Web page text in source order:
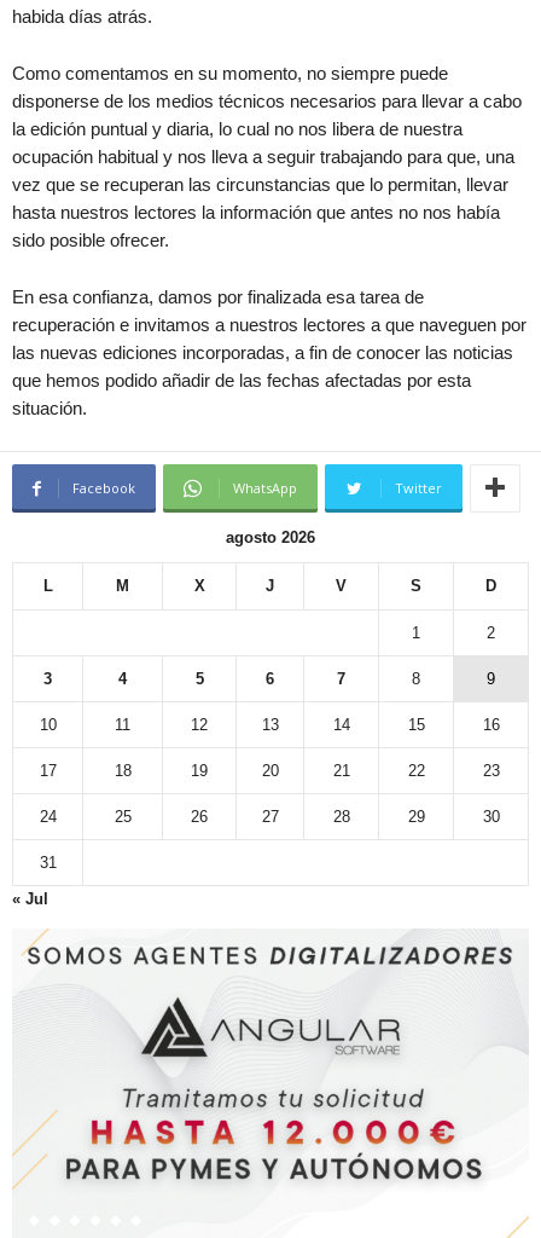
habida días atrás.
Como comentamos en su momento, no siempre puede
disponerse de los medios técnicos necesarios para llevar a cabo
la edición puntual y diaria, lo cual no nos libera de nuestra
ocupación habitual y nos lleva a seguir trabajando para que, una
vez que se recuperan las circunstancias que lo permitan, llevar
hasta nuestros lectores la información que antes no nos había
sido posible ofrecer.
En esa confianza, damos por finalizada esa tarea de
recuperación e invitamos a nuestros lectores a que naveguen por
las nuevas ediciones incorporadas, a fin de conocer las noticias
que hemos podido añadir de las fechas afectadas por esta
situación.
Facebook WhatsApp Twitter
agosto 2026
L M X J V S D
1 2
3 4 5 6 7 8 9
10 11 12 13 14 15 16
17 18 19 20 21 22 23
24 25 26 27 28 29 30
31
« Jul